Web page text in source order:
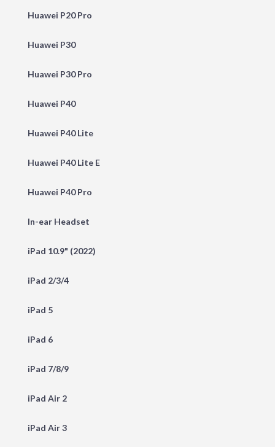
Huawei P20 Pro
Huawei P30
Huawei P30 Pro
Huawei P40
Huawei P40 Lite
Huawei P40 Lite E
Huawei P40 Pro
In-ear Headset
iPad 10.9" (2022)
iPad 2/3/4
iPad 5
iPad 6
iPad 7/8/9
iPad Air 2
iPad Air 3